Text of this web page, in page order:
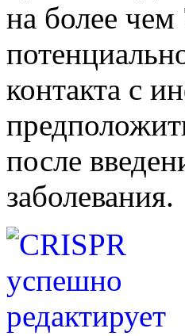
на более
контакта с
после
заболевания.